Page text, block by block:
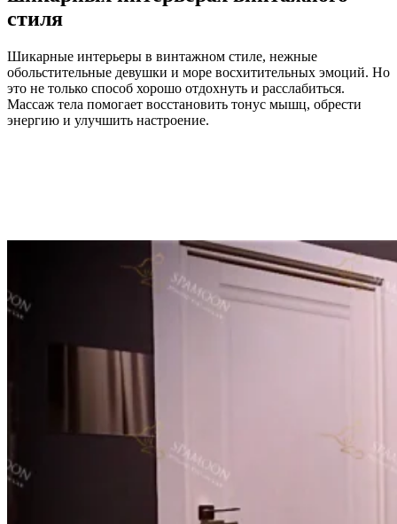
стиля
Шикарные интерьеры в винтажном стиле, нежные
обольстительные девушки и море восхитительных эмоций. Но
это не только способ хорошо отдохнуть и расслабиться.
Массаж тела помогает восстановить тонус мышц, обрести
энергию и улучшить настроение.